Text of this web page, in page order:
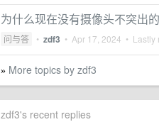
为什么现在没有摄像头不突出
问与答 • zdf3 • Apr 17, 2024 • Lastly
» More topics by zdf3
zdf3's recent replies